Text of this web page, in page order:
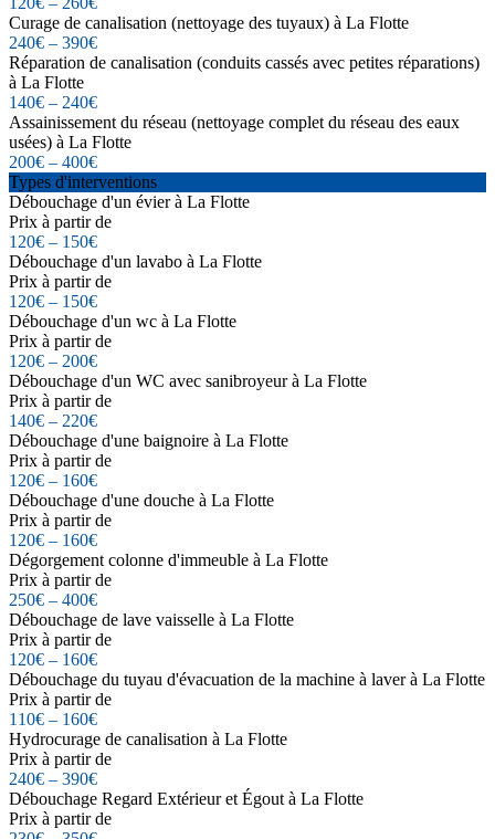
Curage de canalisation (nettoyage des tuyaux) à La Flotte
240€ – 390€
Réparation de canalisation (conduits cassés avec petites réparations)
à La Flotte
140€ – 240€
Assainissement du réseau (nettoyage complet du réseau des eaux
usées) à La Flotte
200€ – 400€
Types d'interventions
Débouchage d'un évier à La Flotte
Prix à partir de
120€ – 150€
Débouchage d'un lavabo à La Flotte
Prix à partir de
120€ – 150€
Débouchage d'un wc à La Flotte
Prix à partir de
120€ – 200€
Débouchage d'un WC avec sanibroyeur à La Flotte
Prix à partir de
140€ – 220€
Débouchage d'une baignoire à La Flotte
Prix à partir de
120€ – 160€
Débouchage d'une douche à La Flotte
Prix à partir de
120€ – 160€
Dégorgement colonne d'immeuble à La Flotte
Prix à partir de
250€ – 400€
Débouchage de lave vaisselle à La Flotte
Prix à partir de
120€ – 160€
Débouchage du tuyau d'évacuation de la machine à laver à La Flotte
Prix à partir de
110€ – 160€
Hydrocurage de canalisation à La Flotte
Prix à partir de
240€ – 390€
Débouchage Regard Extérieur et Égout à La Flotte
Prix à partir de